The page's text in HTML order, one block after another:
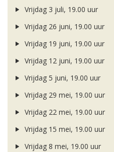
Vrijdag 3 juli, 19.00 uur
Vrijdag 26 juni, 19.00 uur
Vrijdag 19 juni, 19.00 uur
Vrijdag 12 juni, 19.00 uur
Vrijdag 5 juni, 19.00 uur
Vrijdag 29 mei, 19.00 uur
Vrijdag 22 mei, 19.00 uur
Vrijdag 15 mei, 19.00 uur
Vrijdag 8 mei, 19.00 uur